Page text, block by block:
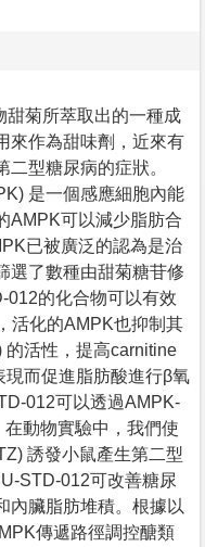
甜菊所萃取出的一種成
來作為甜味劑，近來有
型糖尿病的症狀。
是一個感應細胞內能
AMPK可以減少脂肪合
已被廣泛的認為是治
選了數種由甜菊糖苷修
012的化合物可以有效
活化的AMPK也抑制其
的活性，提高carnitine
現而促進脂肪酸進行β氧
012可以透過AMPK-
動物實驗中，我們使
誘發小鼠產生第二型
STD-012可改善糖尿
內臟脂肪堆積。根據以
傳遞路徑調控醣類